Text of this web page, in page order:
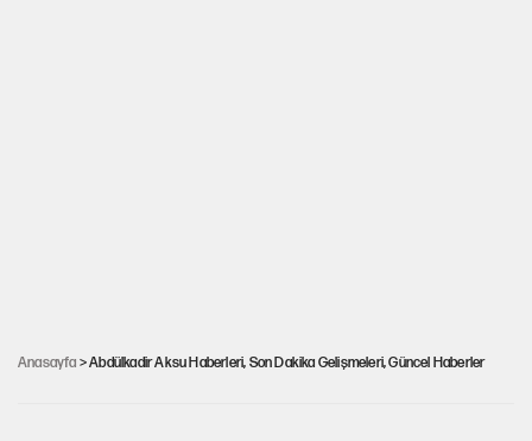
Anasayfa > Abdülkadir Aksu Haberleri, Son Dakika Gelişmeleri, Güncel Haberler
buluşma! Mansur Yavaş'a rakip buldu...